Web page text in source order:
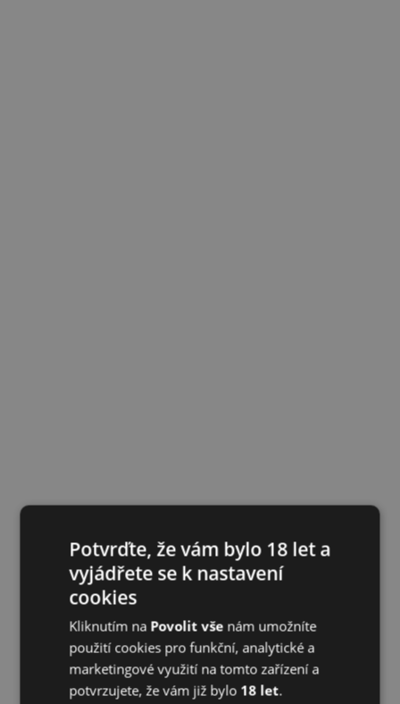
Potvrďte, že vám bylo 18 let a
vyjádřete se k nastavení
cookies
Kliknutím na Povolit vše nám umožníte
použití cookies pro funkční, analytické a
marketingové využití na tomto zařízení a
potvrzujete, že vám již bylo 18 let.